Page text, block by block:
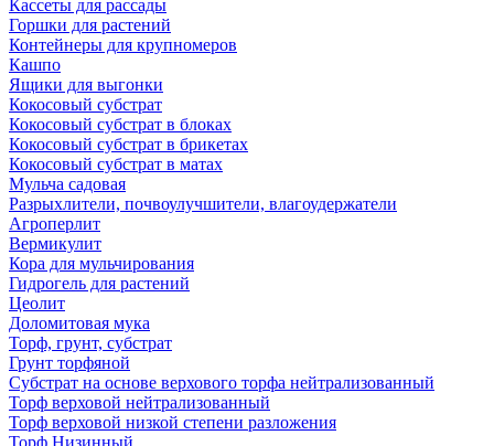
Кассеты для рассады
Горшки для растений
Контейнеры для крупномеров
Кашпо
Ящики для выгонки
Кокосовый субстрат
Кокосовый субстрат в блоках
Кокосовый субстрат в брикетах
Кокосовый субстрат в матах
Мульча садовая
Разрыхлители, почвоулучшители, влагоудержатели
Агроперлит
Вермикулит
Кора для мульчирования
Гидрогель для растений
Цеолит
Доломитовая мука
Торф, грунт, субстрат
Грунт торфяной
Субстрат на основе верхового торфа нейтрализованный
Торф верховой нейтрализованный
Торф верховой низкой степени разложения
Торф Низинный